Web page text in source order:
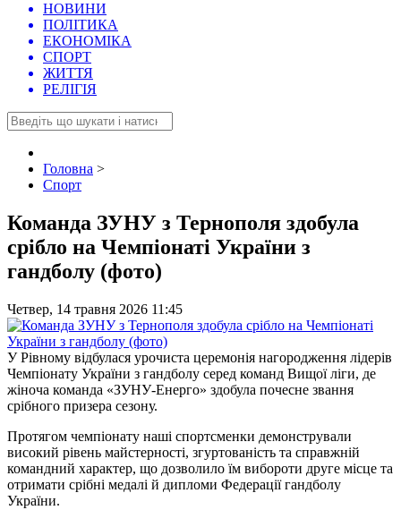
НОВИНИ
ПОЛІТИКА
ЕКОНОМІКА
СПОРТ
ЖИТТЯ
РЕЛІГІЯ
Головна >
Спорт
Команда ЗУНУ з Тернополя здобула
срібло на Чемпіонаті України з
гандболу (фото)
Четвер, 14 травня 2026 11:45
У Рівному відбулася урочиста церемонія нагородження лідерів
Чемпіонату України з гандболу серед команд Вищої ліги, де
жіноча команда «ЗУНУ-Енерго» здобула почесне звання
срібного призера сезону.
Протягом чемпіонату наші спортсменки демонстрували
високий рівень майстерності, згуртованість та справжній
командний характер, що дозволило їм вибороти друге місце та
отримати срібні медалі й дипломи Федерації гандболу
України.